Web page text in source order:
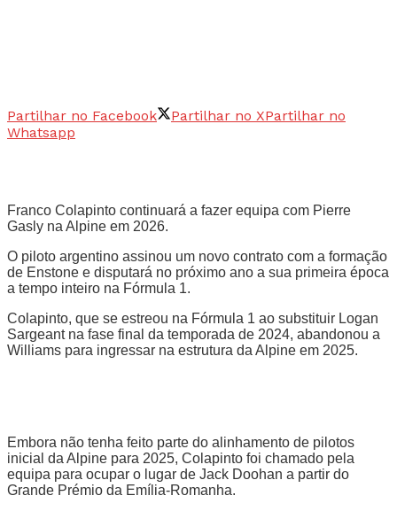
Partilhar no Facebook Partilhar no XPartilhar no
Whatsapp
Franco Colapinto continuará a fazer equipa com Pierre
Gasly na Alpine em 2026.
O piloto argentino assinou um novo contrato com a formação
de Enstone e disputará no próximo ano a sua primeira época
a tempo inteiro na Fórmula 1.
Colapinto, que se estreou na Fórmula 1 ao substituir Logan
Sargeant na fase final da temporada de 2024, abandonou a
Williams para ingressar na estrutura da Alpine em 2025.
Embora não tenha feito parte do alinhamento de pilotos
inicial da Alpine para 2025, Colapinto foi chamado pela
equipa para ocupar o lugar de Jack Doohan a partir do
Grande Prémio da Emília-Romanha.